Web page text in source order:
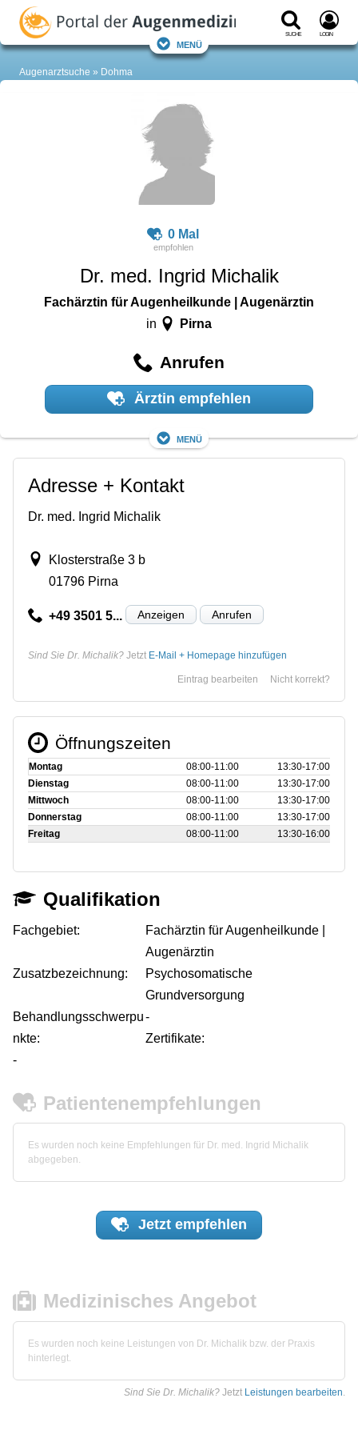
Suche Login
Menü
Augenarztsuche Dohma
0 Mal
Dr. med. Ingrid Michalik
Fachärztin für Augenheilkunde | Augenärztin
in Pirna
Anrufen
Ärztin empfehlen
Menü
Adresse + Kontakt
Dr. med. Ingrid Michalik
Klosterstraße 3 b
01796 Pirna
+49 3501 5... Anzeigen Anrufen
Sind Sie Dr. Michalik? Jetzt E-Mail + Homepage hinzufügen
Nicht korrekt?
Eintrag bearbeiten
Öffnungszeiten
Montag 08:00‑11:00
13:30‑17:00
Dienstag
08:00‑11:00
13:30‑17:00
Mittwoch
08:00‑11:00
13:30‑17:00
Donnerstag
08:00‑11:00
13:30‑17:00
Freitag
08:00‑11:00 13:30‑16:00
Qualifikation
Fachgebiet:
Fachärztin für Augenheilkunde |
Augenärztin
Zusatzbezeichnung:
Psychosomatische
Grundversorgung
Behandlungsschwerpu
nkte:
-
Zertifikate:
-
Patientenempfehlungen
Es wurden noch keine Empfehlungen für Dr. med. Ingrid Michalik
abgegeben.
Jetzt empfehlen
Medizinisches Angebot
Es wurden noch keine Leistungen von Dr. Michalik bzw. der Praxis
hinterlegt.
Sind Sie Dr. Michalik? Jetzt Leistungen bearbeiten.